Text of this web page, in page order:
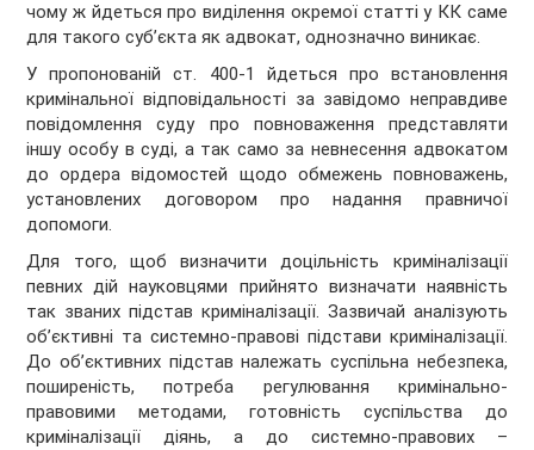
чому ж йдеться про виділення окремої статті у КК саме
для такого суб’єкта як адвокат, однозначно виникає.
У пропонованій ст. 400-1 йдеться про встановлення
кримінальної відповідальності за завідомо неправдиве
повідомлення суду про повноваження представляти
іншу особу в суді, а так само за невнесення адвокатом
до ордера відомостей щодо обмежень повноважень,
установлених договором про надання правничої
допомоги.
Для того, щоб визначити доцільність криміналізації
певних дій науковцями прийнято визначати наявність
так званих підстав криміналізації. Зазвичай аналізують
об’єктивні та системно-правові підстави криміналізації.
До об’єктивних підстав належать суспільна небезпека,
поширеність, потреба регулювання кримінально-
правовими методами, готовність суспільства до
криміналізації діянь, а до системно-правових –